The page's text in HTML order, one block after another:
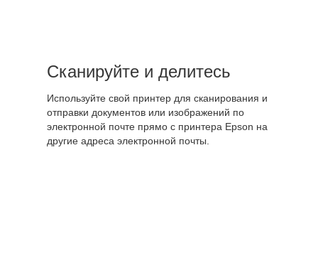
Сканируйте и делитесь
Используйте свой принтер для сканирования и
отправки документов или изображений по
электронной почте прямо с принтера Epson на
другие адреса электронной почты.